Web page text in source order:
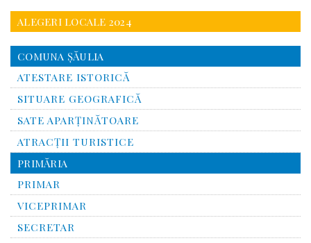
ALEGERI LOCALE 2024
COMUNA ŞĂULIA
ATESTARE ISTORICĂ
SITUARE GEOGRAFICĂ
SATE APARȚINĂTOARE
ATRACȚII TURISTICE
PRIMĂRIA
PRIMAR
VICEPRIMAR
SECRETAR